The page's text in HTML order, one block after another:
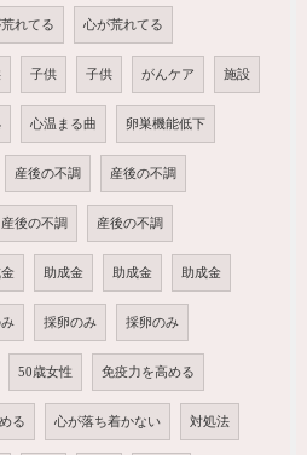
れてる 心が荒れてる
子供 子供 がんケア 施設
心温まる曲 卵巣機能低下
産後の不調 産後の不調
産後の不調 産後の不調
金 助成金 助成金 助成金
採卵のみ 採卵のみ
50歳女性 免疫力を高める
る 心が落ち着かない 対処法